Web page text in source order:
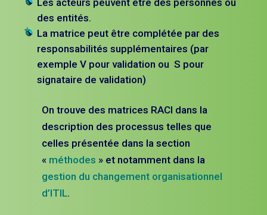
Les acteurs peuvent être des personnes ou
des entités.
La matrice peut être complétée par des
responsabilités supplémentaires (par
exemple V pour validation ou S pour
signataire de validation)
On trouve des matrices RACI dans la
description des processus telles que
celles présentée dans la section
« méthodes » et notamment dans la
gestion du changement organisationnel
d’ITIL.